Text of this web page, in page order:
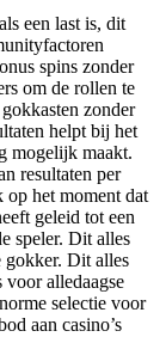
een last is, dit
spins zonder
om de rollen te
zonder
helpt bij het
mogelijk maakt.
resultaten per
op het moment dat
geleid tot een
speler. Dit alles
gokker. Dit alles
voor alledaagse
selectie voor
aan casino’s